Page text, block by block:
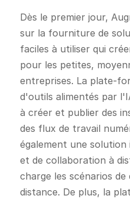
Dès le premier jour,
sur la fourniture de
faciles à utiliser qui
pour les petites,
entreprises. La plate-
d'outils alimentés par
à créer et publier des
des flux de travail
également une
et de collaboration à
charge les scénarios
distance. De plus, la